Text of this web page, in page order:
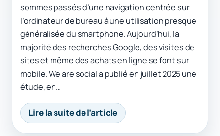
sommes passés d’une navigation centrée sur
l’ordinateur de bureau à une utilisation presque
généralisée du smartphone. Aujourd’hui, la
majorité des recherches Google, des visites de
sites et même des achats en ligne se font sur
mobile. We are social a publié en juillet 2025 une
étude, en…
Lire la suite de l’article